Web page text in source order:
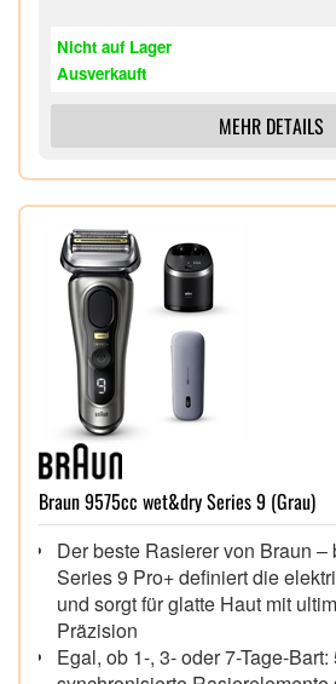
Laufzeit) & Schnellladefunktion,
(grünes/rotes Licht)
Nicht auf Lager
Ausverkauft
MEHR DETAILS
Braun 9575cc wet&dry Series 9 (Grau)
Der beste Rasierer von Braun –
Series 9 Pro+ definiert die
und sorgt für glatte Haut mit
Präzision
Egal, ob 1-, 3- oder 7-Tage-Bart: